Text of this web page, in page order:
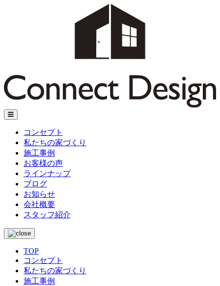
メ
ニ
コンセプト
私たちの家づくり
施工事例
お客様の声
ラインナップ
ブログ
お知らせ
会社概要
スタッフ紹介
TOP
コンセプト
私たちの家づくり
施工事例